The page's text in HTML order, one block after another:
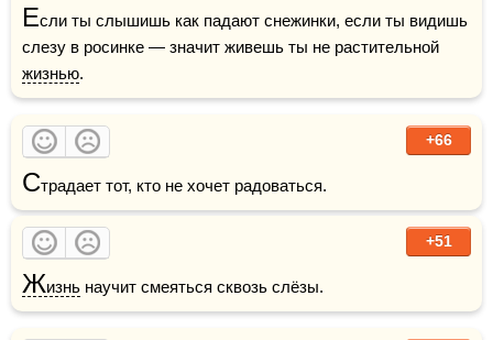
Если ты слышишь как падают снежинки, если ты видишь
жизнью.
+66
Страдает тот, кто не хочет радоваться.
+51
Жизнь научит смеяться сквозь слёзы.